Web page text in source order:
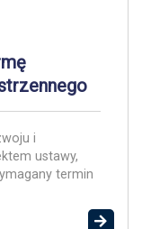
i
ustawy,
termin